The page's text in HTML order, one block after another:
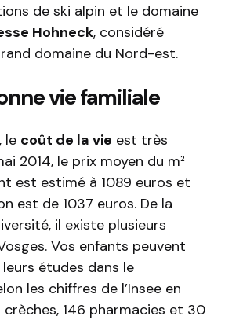
de ski alpin et le domaine
Hohneck, considéré
domaine du Nord-est.
vie familiale
le coût de la vie est très
2014, le prix moyen du m²
est estimé à 1089 euros et
est de 1037 euros. De la
il existe plusieurs
Vos enfants peuvent
études dans le
les chiffres de l’Insee en
crèches, 146 pharmacies et 30